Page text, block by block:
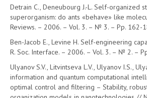
Detrain C., Deneubourg J.-L. Self-organized
superorganism: do ants «behave» like
Reviews. – 2006. – Vol. 3. – № 3. – Pp. 162-
Ben-Jacob E., Levine H. Self-engineering
R. Soc. Interface. – 2006. – Vol. 3. – № 2. –
Ulyanov S.V., Litvintseva L.V., Ulyanov I.S.,
information and quantum computational
optimal control and filtering – Stability,